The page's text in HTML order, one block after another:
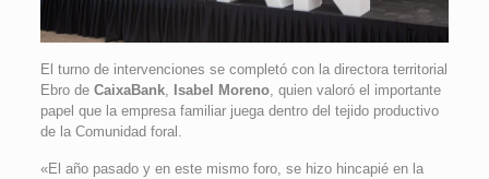
El turno de intervenciones se completó con la directora territorial
Ebro de CaixaBank, Isabel Moreno, quien valoró el importante
papel que la empresa familiar juega dentro del tejido productivo
de la Comunidad foral.
«El año pasado y en este mismo foro, se hizo hincapié en la